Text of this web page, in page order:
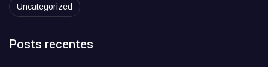
Uncategorized
Posts recentes